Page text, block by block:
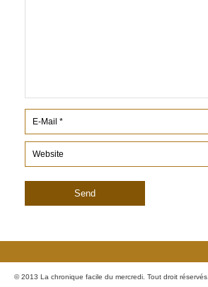
© 2013 La chronique facile du mercredi. Tout droit réservés.